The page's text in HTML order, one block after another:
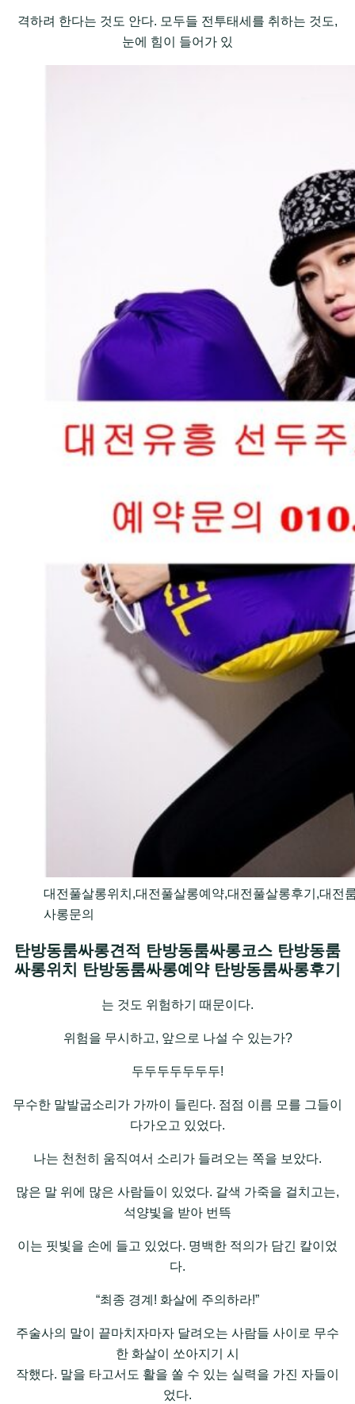
격하려 한다는 것도 안다. 모두들 전투태세를 취하는 것도,
눈에 힘이 들어가 있
대전풀살롱위치,대전풀살롱예약,대전풀살롱후기,대전
사롱문의
탄방동룸싸롱견적 탄방동룸싸롱코스 탄방동룸
싸롱위치 탄방동룸싸롱예약 탄방동룸싸롱후기
는 것도 위험하기 때문이다.
위험을 무시하고, 앞으로 나설 수 있는가?
두두두두두두두!
무수한 말발굽소리가 가까이 들린다. 점점 이름 모를 그들이
다가오고 있었다.
나는 천천히 움직여서 소리가 들려오는 쪽을 보았다.
많은 말 위에 많은 사람들이 있었다. 갈색 가죽을 걸치고는,
석양빛을 받아 번뜩
이는 핏빛을 손에 들고 있었다. 명백한 적의가 담긴 칼이었
다.
“최종 경계! 화살에 주의하라!”
주술사의 말이 끝마치자마자 달려오는 사람들 사이로 무수
한 화살이 쏘아지기 시
작했다. 말을 타고서도 활을 쏠 수 있는 실력을 가진 자들이
었다.